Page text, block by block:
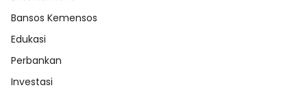
Bansos Kemensos
Edukasi
Perbankan
Investasi